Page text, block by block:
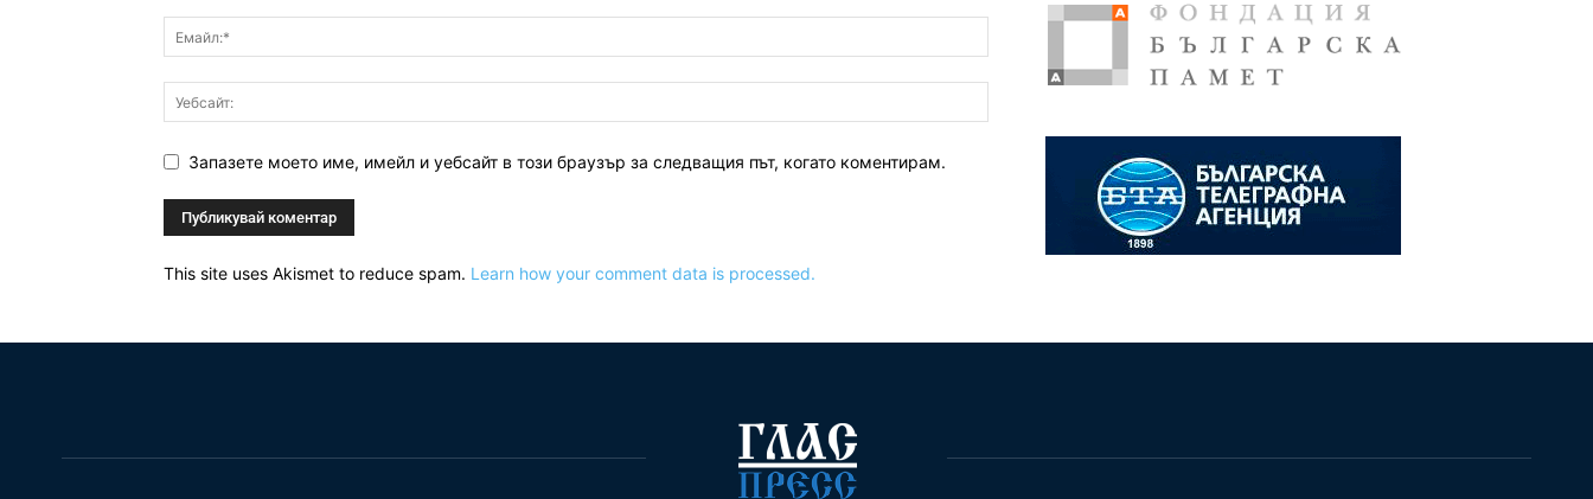
Запазете моето име, имейл и уебсайт в този браузър за следващия път, когато коментирам.
This site uses Akismet to reduce spam. Learn how your comment data is processed.